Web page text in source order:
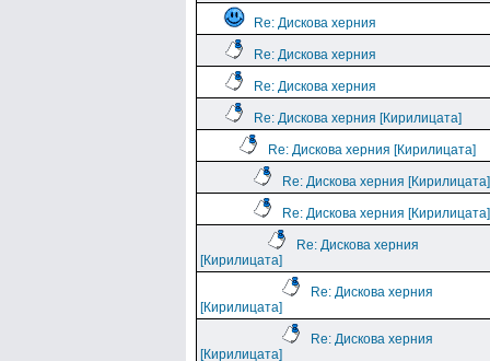
Re: Дискова херния
Re: Дискова херния
Re: Дискова херния
Re: Дискова херния [Кирилицата]
Re: Дискова херния [Кирилицата]
Re: Дискова херния [Кирилицата]
Re: Дискова херния [Кирилицата]
Re: Дискова херния
[Кирилицата]
Re: Дискова херния
[Кирилицата]
Re: Дискова херния
[Кирилицата]